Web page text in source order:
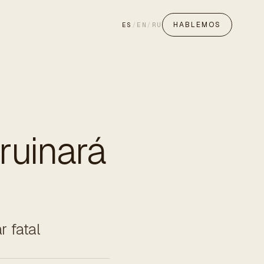
ES / EN / RU HABLEMOS
fatal